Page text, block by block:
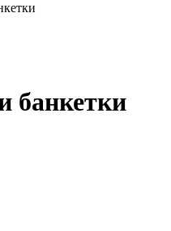
банкетки